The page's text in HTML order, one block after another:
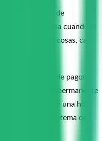
la política de
aplicarla. Avisa cuando el
esas tres cosas, casi
automático de pagos,
como evidencia permanente
memoria ni de una hoja
que hace un sistema de